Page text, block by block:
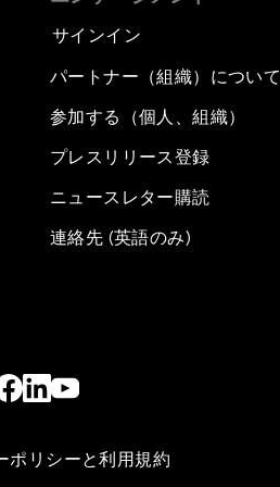
サインイン
パートナー（組織）につい
参加する（個人、組織）
プレスリリース登録
ニュースレター購読
連絡先 (英語のみ)
ポリシーと利用規約